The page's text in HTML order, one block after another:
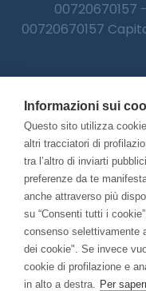
00720670157
00720670157
Con il
Informazioni sui
Questo sito utilizza
altri tracciatori di
tra l’altro di inviarti
preferenze da te
anche attraverso più
su “Consenti tutti i
consenso selettivamente
dei cookie". Se invece
cookie di profilazione e
in alto a destra. Per